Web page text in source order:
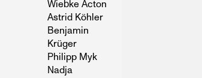
Wiebke Acton
Astrid Köhler
Benjamin
Krüger
Philipp Myk
Nadja